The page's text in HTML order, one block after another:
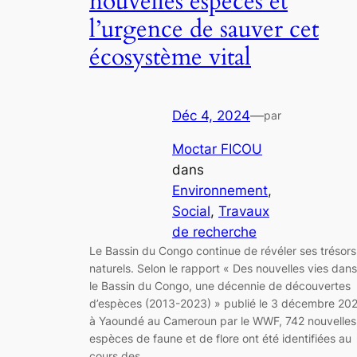
l’urgence de sauver cet
écosystème vital
Déc 4, 2024—par
Moctar FICOU
dans
Environnement
Social, Travaux
de recherche
Le Bassin du Congo continue de révéler ses trésors
naturels. Selon le rapport « Des nouvelles vies dans
le Bassin du Congo, une décennie de découvertes
d’espèces (2013-2023) » publié le 3 décembre
à Yaoundé au Cameroun par le WWF, 742 nouvelles
espèces de faune et de flore ont été identifiées au